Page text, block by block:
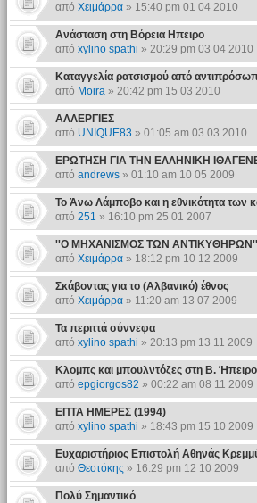
από Χειμάρρα» 15:40 pm 01 04 2010
Ανάσταση στη Βόρεια Ηπειρο
από xylino spathi » 20:29 pm 03 04 2010
Καταγγελία ρατσισμού από
από Moira» 20:42 pm 15 03 2010
ΑΛΛΕΡΓΙΕΣ
από UNIQUE83 » 01:05 am 03 03 2010
ΕΡΩΤΗΣΗ ΓΙΑ ΤΗΝ ΕΛΛΗΝΙΚΗ
από andrews» 01:10 am 10 05 2009
Το Άνω Λάμποβο και η εθνικότητα των
από 251 » 16:10 pm 25 01 2007
''Ο ΜΗΧΑΝΙΣΜΟΣ ΤΩΝ ΑΝΤΙΚΥΘΗΡΩΝ''
από Χειμάρρα» 18:12 pm 10 12 2009
Σκάβοντας για το (Αλβανικό) έθνος
από Χειμάρρα» 11:20 am 13 07 2009
Τα περιττά σύννεφα
από xylino spathi » 20:13 pm 13 11 2009
Κλομπς και μπουλντόζες στη Β. Ήπειρο
από epgiorgos82 » 00:22 am 08 11 2009
ΕΠΤΑ ΗΜΕΡΕΣ (1994)
από xylino spathi » 18:43 pm 15 10 2009
Ευχαριστήριος Επιστολή Αθηνάς
από Θεοτόκης » 16:29 pm 12 10 2009
Πολύ Σημαντικό